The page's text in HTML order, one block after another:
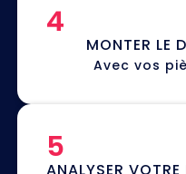
4
MONTER LE
Avec vos
5
ANALYSER VOTRE